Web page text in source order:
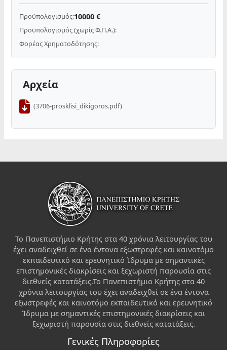
Προϋπολογισμός:10000 €
Προϋπολογισμός (χωρίς Φ.Π.Α.):
Φορέας Χρηματοδότησης:
Αρχεία
(3706-prosklisi_dikigoros.pdf)
Το Πανεπιστήμιο Κρήτης στα 40 χρόνια λειτουργίας του
έχει αναδειχθεί σε ένα έντονα εξωστρεφές και καινοτόμο
εκπαιδευτικό και ερευνητικό Ίδρυμα με σημαντικές
επιστημονικές διακρίσεις και ξεχωριστή παρουσία στις
διεθνείς κατατάξεις.Το Πανεπιστήμιο Κρήτης στα 40
χρόνια λειτουργίας του έχει αναδειχθεί σε ένα έντονα
εξωστρεφές και καινοτόμο εκπαιδευτικό και ερευνητικό
Ίδρυμα με σημαντικές επιστημονικές διακρίσεις και
ξεχωριστή παρουσία στις διεθνείς κατατάξεις.
Γενικές Πληροφορίες